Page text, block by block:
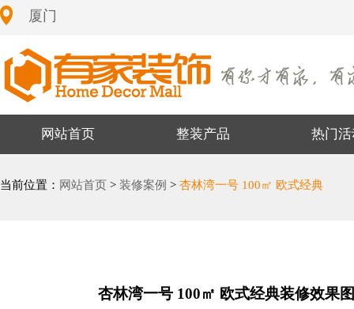
厦门
网站首页 整装产品 热门活
当前位置： 网站首页 > 装修案例 > 杏林湾一号 100㎡ 欧式经典
杏林湾一号 100㎡ 欧式经典装修效果图